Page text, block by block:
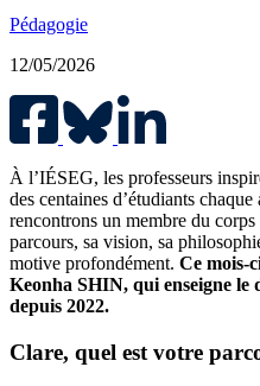
Pédagogie
12/05/2026
À l’IÉSEG, les professeurs
des centaines d’étudiants
rencontrons un membre du
parcours, sa vision, sa
motive profondément. Ce mois-
Keonha SHIN, qui enseigne le
depuis 2022.
Clare, quel est votre